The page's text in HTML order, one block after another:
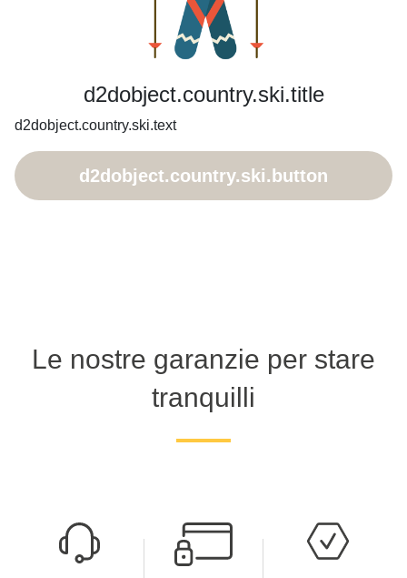
d2dobject.country.ski.title
d2dobject.country.ski.text
d2dobject.country.ski.button
Le nostre garanzie per stare
tranquilli